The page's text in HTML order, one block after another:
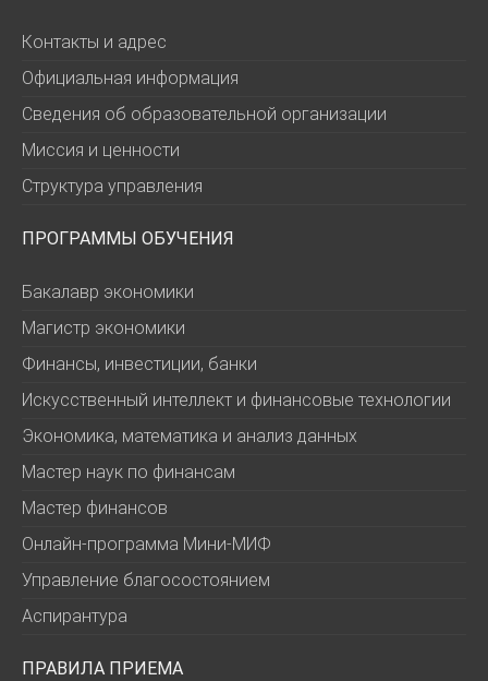
Контакты и адрес
Официальная информация
Сведения об образовательной организации
Миссия и ценности
Структура управления
ПРОГРАММЫ ОБУЧЕНИЯ
Бакалавр экономики
Магистр экономики
Финансы, инвестиции, банки
Искусственный интеллект и финансовые технологии
Экономика, математика и анализ данных
Мастер наук по финансам
Мастер финансов
Онлайн-программа Мини-МИФ
Управление благосостоянием
Аспирантура
ПРАВИЛА ПРИЕМА